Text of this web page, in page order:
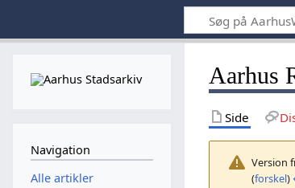
Aarhus
Side
Version
(forskel)
Navigation
Alle artikler